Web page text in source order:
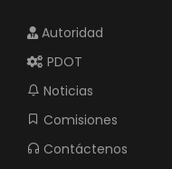
Autoridad
PDOT
Noticias
Comisiones
Contáctenos